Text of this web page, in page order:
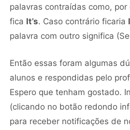
palavras contraídas como, por
fica It’s. Caso contrário ficaria
palavra com outro significa
Então essas foram algumas
alunos e respondidas pelo
Espero que tenham gostado.
(clicando no botão redondo
para receber notificações de